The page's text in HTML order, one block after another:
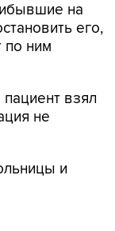
на
его,
по ним
пациент взял
не
и